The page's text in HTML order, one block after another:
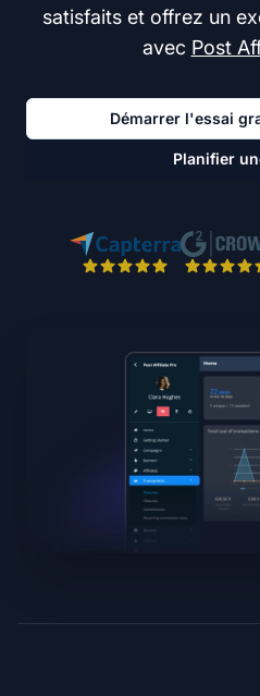
satisfaits et offrez un
avec Post
Démarrer l'essai
Planifier